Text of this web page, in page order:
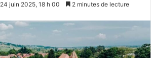
24 juin 2025, 18 h 00 2 minutes de lecture